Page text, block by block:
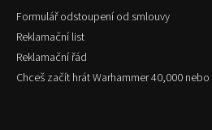
Formulář odstoupení od smlouvy
Reklamační list
Reklamační řád
Chceš začít hrát Warhammer 40,000 nebo